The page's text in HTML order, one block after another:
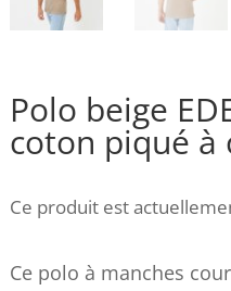
Polo beige
coton piqué à
Ce produit est
Ce polo à manches